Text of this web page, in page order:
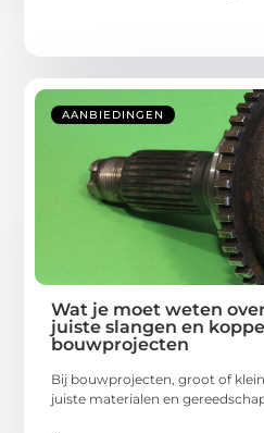
AANBIEDINGEN
Wat je moet weten
juiste slangen en
bouwprojecten
Bij bouwprojecten, groot of
juiste materialen en